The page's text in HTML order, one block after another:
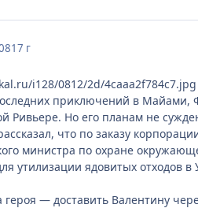
17 г
i128/0812/2d/4caaa2f784c7.jpg
приключений в
Ривьере. Но его планам не
что по заказу
министра по охране
утилизации ядовитых отходов в
героя — доставить Валентину